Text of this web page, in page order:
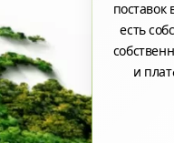
есть
и